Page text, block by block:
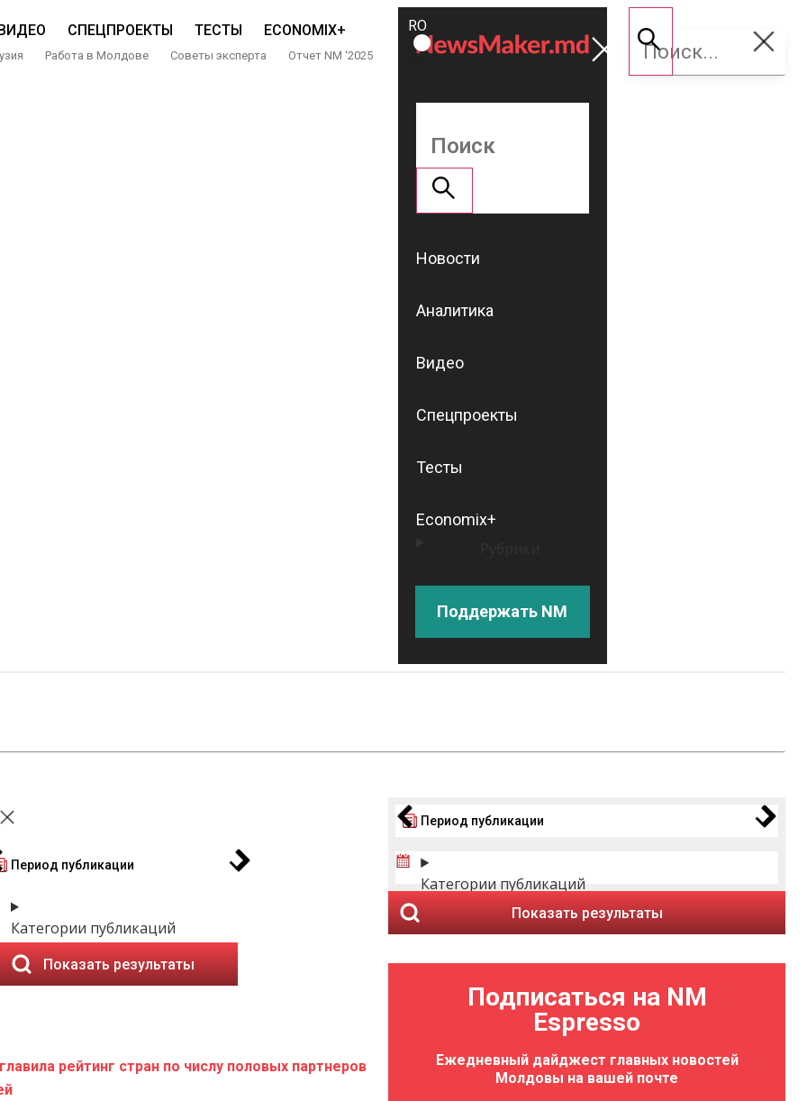
СПЕЦПРОЕКТЫ ТЕСТЫ ECONOMIX+
Работа в Молдове Советы эксперта Отчет NM ‘2025
ROMÂNĂ
RU
Поддержать
NM
Новости
Аналитика
Видео
Спецпроекты
Тесты
Economix+
Поддержать NM
Период публикации
Категории публикаций
Показать результаты
рейтинг стран по числу половых партнеров
Период публикации
Категории публикаций
Показать результаты
Подписаться на NM
Espresso
Ежедневный дайджест главных новостей
Молдовы на вашей почте